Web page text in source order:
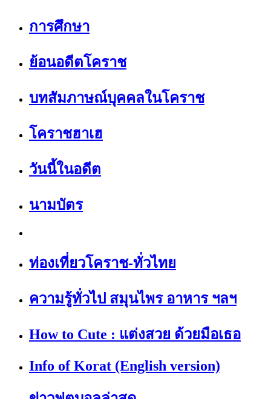
การศึกษา
ย้อนอดีตโคราช
บทสัมภาษณ์บุคคลในโคราช
โคราชฮาเฮ
วันนี้ในอดีต
นามบัตร
ท่องเที่ยวโคราช-ทั่วไทย
ความรู้ทั่วไป สมุนไพร อาหาร ฯลฯ
How to Cute : แต่งสวย ด้วยมือเธอ
Info of Korat (English version)